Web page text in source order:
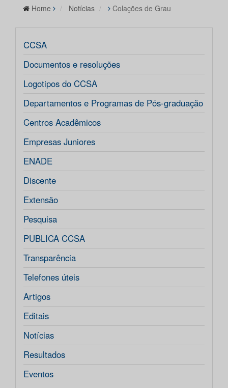
Home Notícias Colações de Grau
CCSA
Documentos e resoluções
Logotipos do CCSA
Departamentos e Programas de Pós-graduação
Centros Acadêmicos
Empresas Juniores
ENADE
Discente
Extensão
Pesquisa
PUBLICA CCSA
Transparência
Telefones úteis
Artigos
Editais
Notícias
Resultados
Eventos